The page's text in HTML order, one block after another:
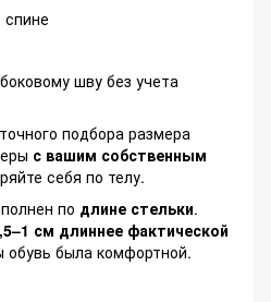
спине
шву без учета
подбора размера
с вашим собственным
себя по телу.
по длине стельки.
см длиннее фактической
обувь была комфортной.